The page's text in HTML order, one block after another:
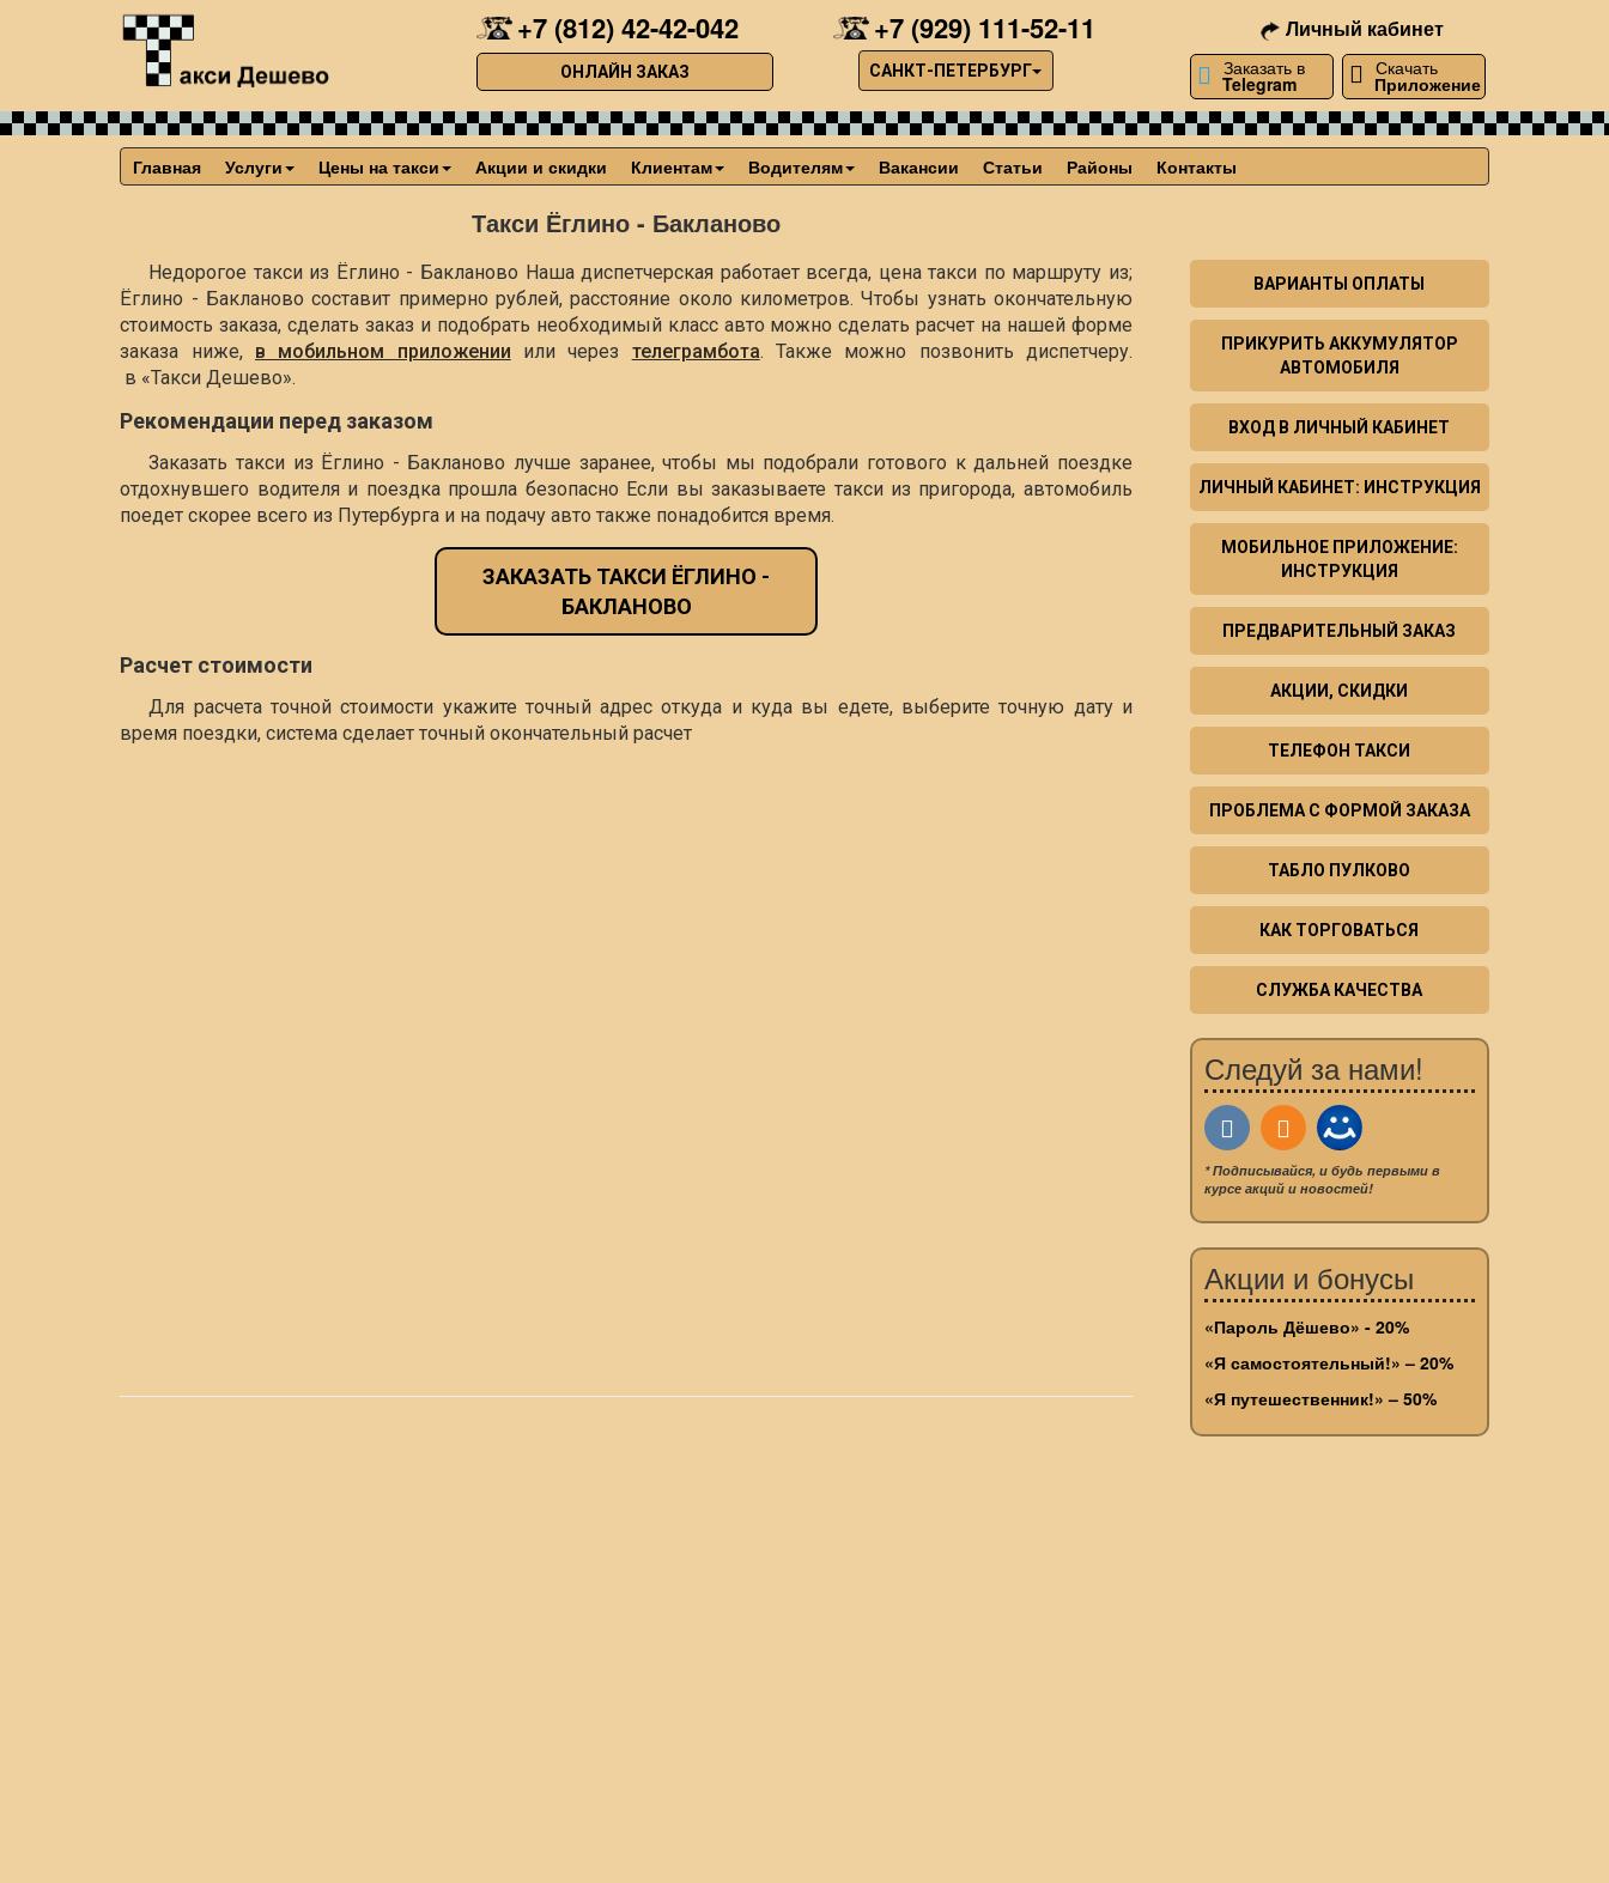
+7 (812) 42-42-042
ОНЛАЙН ЗАКАЗ
+7 (929) 111-52-11
САНКТ-ПЕТЕРБУРГ
Личный кабинет
Заказать в
Telegram
Скачать
Приложение
Главная Услуги Цены на такси Акции и скидки Клиентам Водителям Вакансии Статьи Районы Контакты
Такси Ёглино - Бакланово
Недорогое такси из Ёглино - Бакланово Наша диспетчерская работает всегда, цена такси по маршруту из;
Ёглино - Бакланово составит примерно рублей, расстояние около километров. Чтобы узнать окончательную
стоимость заказа, сделать заказ и подобрать необходимый класс авто можно сделать расчет на нашей форме
заказа ниже, в мобильном приложении или через телеграмбота. Также можно позвонить диспетчеру.
в «Такси Дешево».
Рекомендации перед заказом
Заказать такси из Ёглино - Бакланово лучше заранее, чтобы мы подобрали готового к дальней поездке
отдохнувшего водителя и поездка прошла безопасно Если вы заказываете такси из пригорода, автомобиль
поедет скорее всего из Путербурга и на подачу авто также понадобится время.
ЗАКАЗАТЬ ТАКСИ ЁГЛИНО -
БАКЛАНОВО
Расчет стоимости
Для расчета точной стоимости укажите точный адрес откуда и куда вы едете, выберите точную дату и
время поездки, система сделает точный окончательный расчет
ВАРИАНТЫ ОПЛАТЫ
ПРИКУРИТЬ АККУМУЛЯТОР
АВТОМОБИЛЯ
ВХОД В ЛИЧНЫЙ КАБИНЕТ
ЛИЧНЫЙ КАБИНЕТ: ИНСТРУКЦИЯ
МОБИЛЬНОЕ ПРИЛОЖЕНИЕ:
ИНСТРУКЦИЯ
ПРЕДВАРИТЕЛЬНЫЙ ЗАКАЗ
АКЦИИ, СКИДКИ
ТЕЛЕФОН ТАКСИ
ПРОБЛЕМА С ФОРМОЙ ЗАКАЗА
ТАБЛО ПУЛКОВО
КАК ТОРГОВАТЬСЯ
СЛУЖБА КАЧЕСТВА
Следуй за нами!
* Подписывайся, и будь первыми в
курсе акций и новостей!
Акции и бонусы
«Пароль Дёшево» - 20%
«Я самостоятельный!» – 20%
«Я путешественник!» – 50%